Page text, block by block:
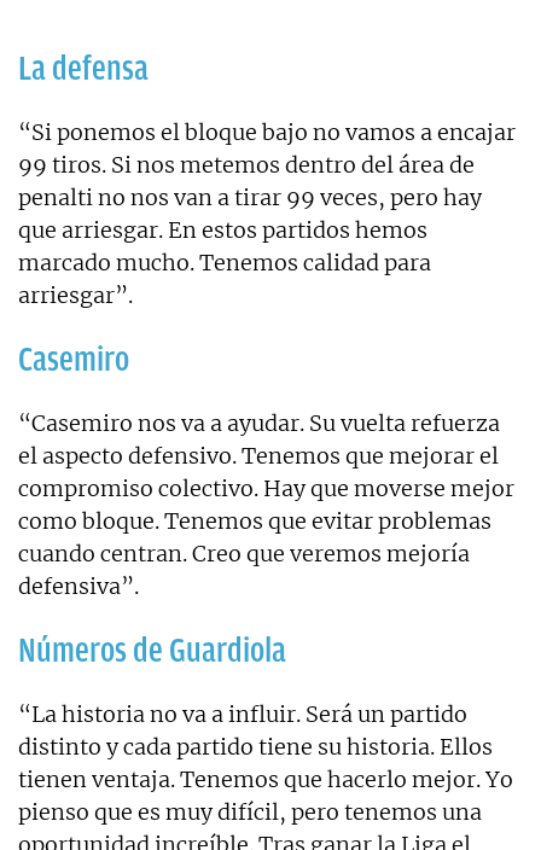
La defensa
“Si ponemos el bloque bajo no vamos a encajar
99 tiros. Si nos metemos dentro del área de
penalti no nos van a tirar 99 veces, pero hay
que arriesgar. En estos partidos hemos
marcado mucho. Tenemos calidad para
arriesgar”.
Casemiro
“Casemiro nos va a ayudar. Su vuelta refuerza
el aspecto defensivo. Tenemos que mejorar el
compromiso colectivo. Hay que moverse mejor
como bloque. Tenemos que evitar problemas
cuando centran. Creo que veremos mejoría
defensiva”.
Números de Guardiola
“La historia no va a influir. Será un partido
distinto y cada partido tiene su historia. Ellos
tienen ventaja. Tenemos que hacerlo mejor. Yo
pienso que es muy difícil, pero tenemos una
oportunidad increíble. Tras ganar la Liga el